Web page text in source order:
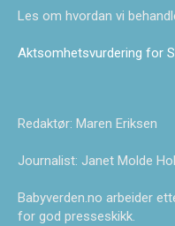
Les om hvordan vi
Aktsomhetsvurdering for
Redaktør: Maren Eriksen
Journalist: Janet Molde
Babyverden.no arbeider
for god presseskikk.